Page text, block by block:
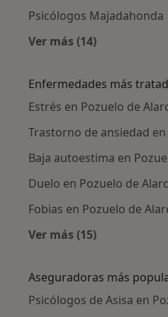
Psicólogos Majadahonda
Ver más (14)
Enfermedades más
Estrés en Pozuelo de
Trastorno de ansiedad
Baja autoestima en
Duelo en Pozuelo de
Fobias en Pozuelo de
Ver más (15)
Aseguradoras más
Psicólogos de Asisa en